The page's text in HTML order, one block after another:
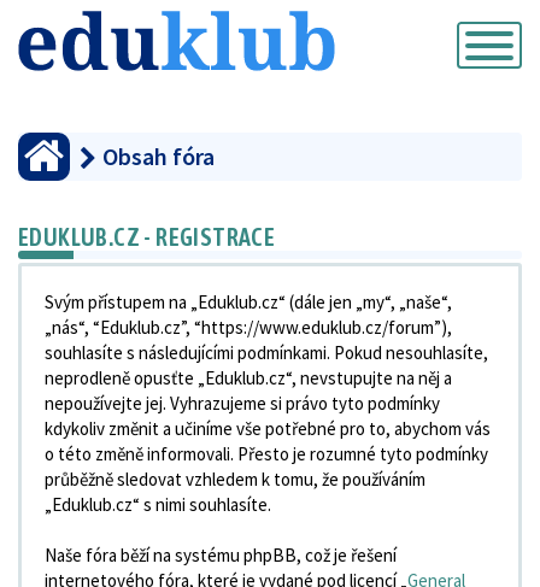
Přepnout
navigaci
Obsah fóra
EDUKLUB.CZ - REGISTRACE
Svým přístupem na „Eduklub.cz“ (dále jen „my“, „naše“,
„nás“, “Eduklub.cz”, “https://www.eduklub.cz/forum”),
souhlasíte s následujícími podmínkami. Pokud nesouhlasíte,
neprodleně opusťte „Eduklub.cz“, nevstupujte na něj a
nepoužívejte jej. Vyhrazujeme si právo tyto podmínky
kdykoliv změnit a učiníme vše potřebné pro to, abychom vás
o této změně informovali. Přesto je rozumné tyto podmínky
průběžně sledovat vzhledem k tomu, že používáním
„Eduklub.cz“ s nimi souhlasíte.
Naše fóra běží na systému phpBB, což je řešení
internetového fóra, které je vydané pod licencí „General